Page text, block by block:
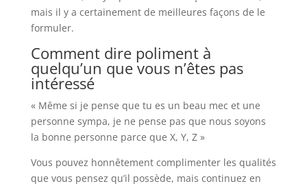
mais il y a certainement de meilleures façons de le
formuler.
Comment dire poliment à
quelqu’un que vous n’êtes pas
intéressé
« Même si je pense que tu es un beau mec et une
personne sympa, je ne pense pas que nous soyons
la bonne personne parce que X, Y, Z »
Vous pouvez honnêtement complimenter les qualités
que vous pensez qu’il possède, mais continuez en